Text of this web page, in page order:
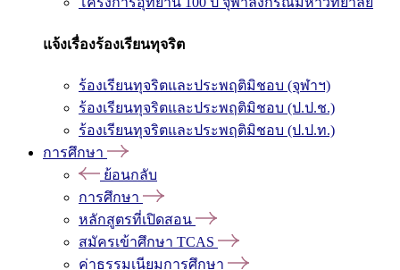
แจ้งเรื่องร้องเรียนทุจริต
ร้องเรียนทุจริตและประพฤติมิชอบ (จุฬาฯ)
ร้องเรียนทุจริตและประพฤติมิชอบ (ป.ป.ช.)
ร้องเรียนทุจริตและประพฤติมิชอบ (ป.ป.ท.)
การศึกษา
ย้อนกลับ
การศึกษา
หลักสูตรที่เปิดสอน
สมัครเข้าศึกษา TCAS
ค่าธรรมเนียมการศึกษา